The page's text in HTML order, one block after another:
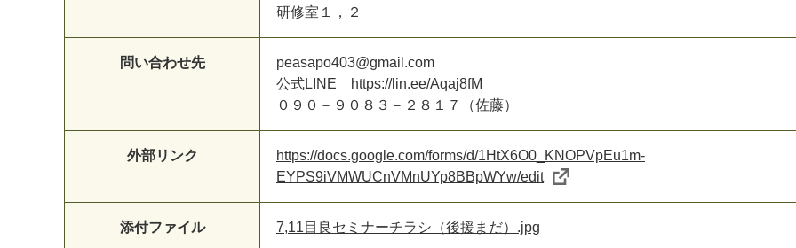
研修室１，２
問い合わせ先
peasapo403@gmail.com
公式LINE https://lin.ee/Aqaj8fM
０９０－９０８３－２８１７（佐藤）
外部リンク
https://docs.google.com/forms/d/1HtX6O0_KNOPVpEu1m-
EYPS9iVMWUCnVMnUYp8BBpWYw/edit
添付ファイル 7,11目良セミナーチラシ（後援まだ）.jpg